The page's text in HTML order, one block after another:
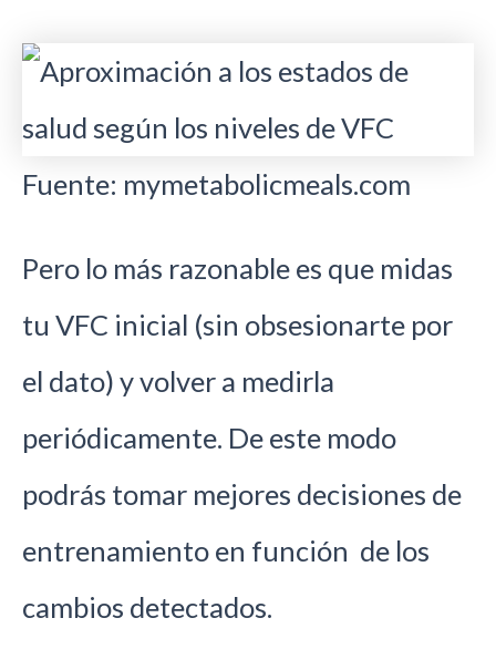
Fuente: mymetabolicmeals.com
Pero lo más razonable es que midas
tu VFC inicial (sin obsesionarte por
el dato) y volver a medirla
periódicamente. De este modo
podrás tomar mejores decisiones de
entrenamiento en función de los
cambios detectados.